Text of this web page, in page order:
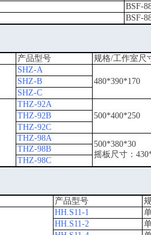
BSF-
BSF-
产品型号 规格/工作室尺
SHZ-A
480*390*170
SHZ-B
SHZ-C
THZ-92A
500*400*250
THZ-92B
THZ-92C
THZ-98A
500*380*30
摇板尺寸：
THZ-98B
THZ-98C
产品型号
HH.S11-1
HH.S11-2